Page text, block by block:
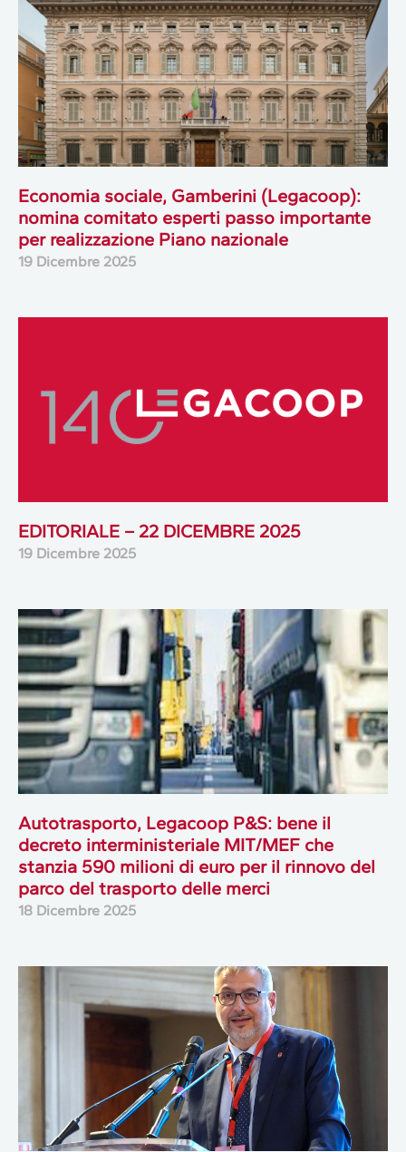
Economia sociale, Gamberini (Legacoop):
nomina comitato esperti passo importante
per realizzazione Piano nazionale
19 Dicembre 2025
EDITORIALE – 22 DICEMBRE 2025
19 Dicembre 2025
Autotrasporto, Legacoop P&S: bene il
decreto interministeriale MIT/MEF che
stanzia 590 milioni di euro per il rinnovo del
parco del trasporto delle merci
18 Dicembre 2025